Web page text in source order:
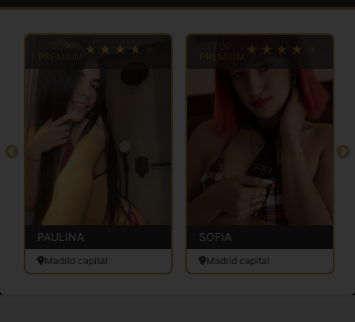
PAULINA
Madrid capital
TOP
SOFIA
Madrid capital